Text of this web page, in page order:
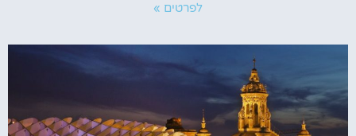
לפרטים »